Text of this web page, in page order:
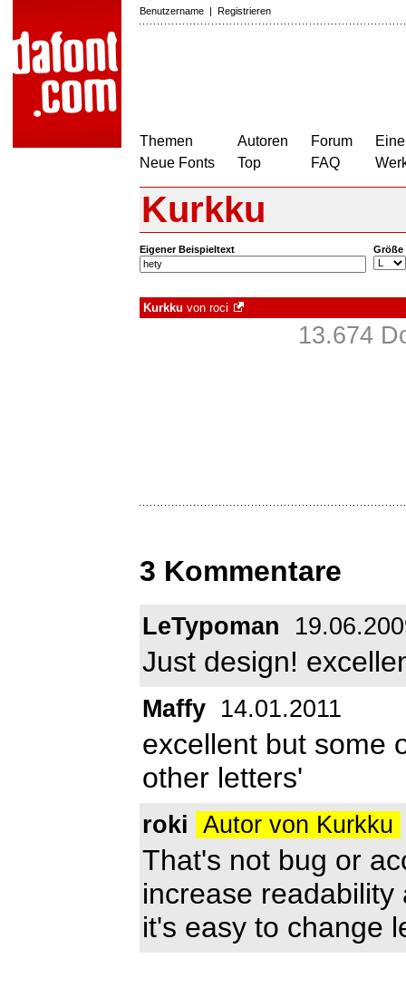
Benutzername | Registrieren
Themen
Neue Fonts
Autoren
Top
Forum
FAQ
Kurkku
Eigener Beispieltext Größe
Kurkku von roci
13.674
3 Kommentare
LeTypoman
Just design!
Maffy 14.01.2011
excellent but some
other letters'
roki Autor von Kurkku
That's not bug or
increase
it's easy to change